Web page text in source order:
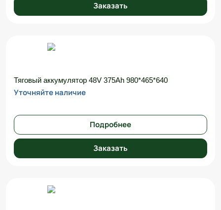
Заказать
Тяговый аккумулятор 48V 375Ah 980*465*640
Уточняйте наличие
Подробнее
Заказать